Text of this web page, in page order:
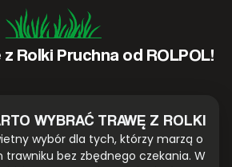
Rolki Pruchna od ROLPOL!
WYBRAĆ TRAWĘ Z ROLKI
wybór dla tych, którzy marzą o
trawniku bez zbędnego czekania. W